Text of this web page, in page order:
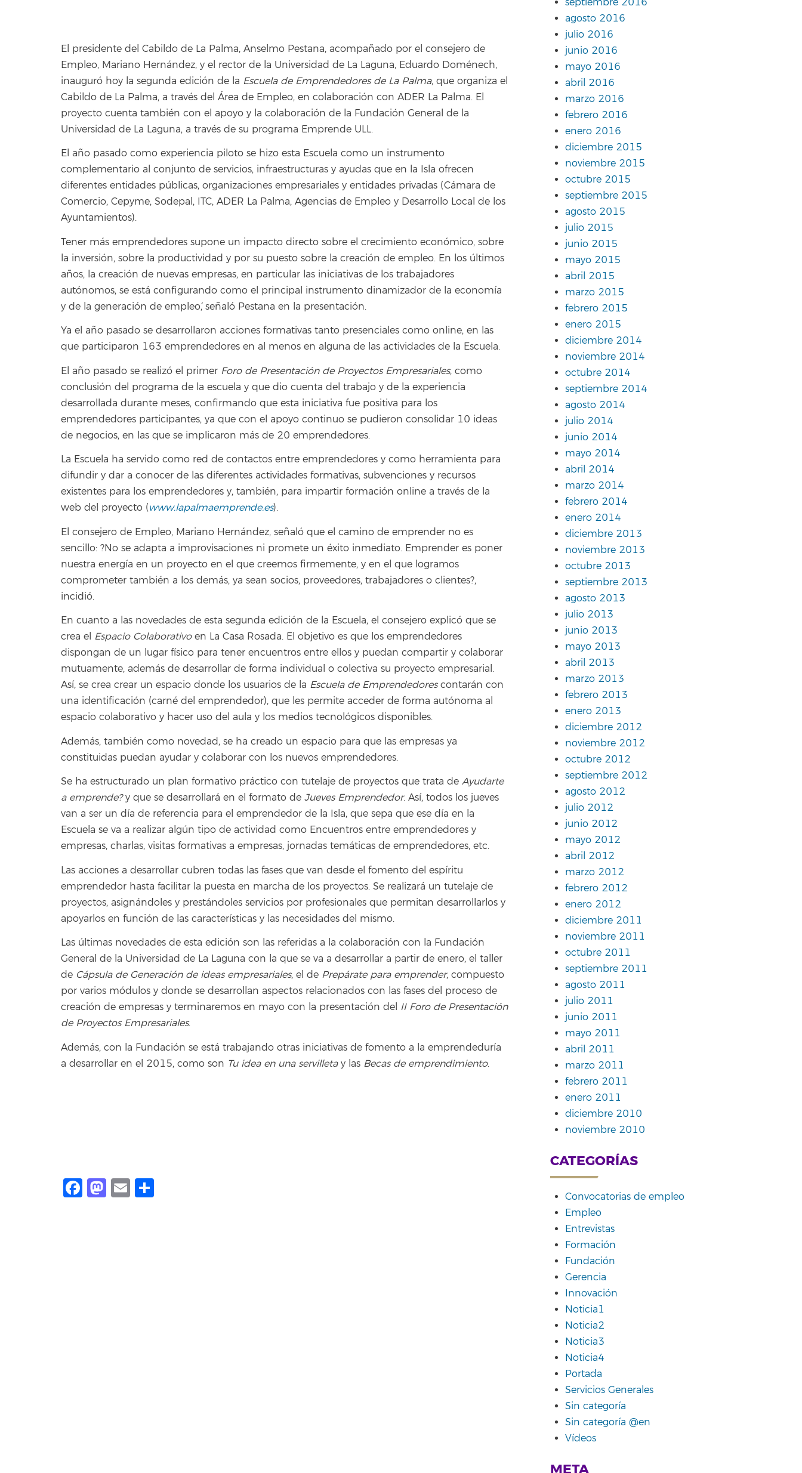
El presidente del Cabildo de La Palma, Anselmo Pestana, acompañado por el consejero de
Empleo, Mariano Hernández, y el rector de la Universidad de La Laguna, Eduardo Doménech,
inauguró hoy la segunda edición de la Escuela de Emprendedores de La Palma, que organiza el
Cabildo de La Palma, a través del Área de Empleo, en colaboración con ADER La Palma. El
proyecto cuenta también con el apoyo y la colaboración de la Fundación General de la
Universidad de La Laguna, a través de su programa Emprende ULL.
El año pasado como experiencia piloto se hizo esta Escuela como un instrumento
complementario al conjunto de servicios, infraestructuras y ayudas que en la Isla ofrecen
diferentes entidades públicas, organizaciones empresariales y entidades privadas (Cámara de
Comercio, Cepyme, Sodepal, ITC, ADER La Palma, Agencias de Empleo y Desarrollo Local de los
Ayuntamientos).
`Tener más emprendedores supone un impacto directo sobre el crecimiento económico, sobre
la inversión, sobre la productividad y por su puesto sobre la creación de empleo. En los últimos
años, la creación de nuevas empresas, en particular las iniciativas de los trabajadores
autónomos, se está configurando como el principal instrumento dinamizador de la economía
y de la generación de empleo´, señaló Pestana en la presentación.
Ya el año pasado se desarrollaron acciones formativas tanto presenciales como online, en las
que participaron 163 emprendedores en al menos en alguna de las actividades de la Escuela.
El año pasado se realizó el primer Foro de Presentación de Proyectos Empresariales, como
conclusión del programa de la escuela y que dio cuenta del trabajo y de la experiencia
desarrollada durante meses, confirmando que esta iniciativa fue positiva para los
emprendedores participantes, ya que con el apoyo continuo se pudieron consolidar 10 ideas
de negocios, en las que se implicaron más de 20 emprendedores.
La Escuela ha servido como red de contactos entre emprendedores y como herramienta para
difundir y dar a conocer de las diferentes actividades formativas, subvenciones y recursos
existentes para los emprendedores y, también, para impartir formación online a través de la
web del proyecto (www.lapalmaemprende.es).
El consejero de Empleo, Mariano Hernández, señaló que el camino de emprender no es
sencillo: ?No se adapta a improvisaciones ni promete un éxito inmediato. Emprender es poner
nuestra energía en un proyecto en el que creemos firmemente, y en el que logra­mos
comprometer también a los demás, ya sean socios, proveedores, trabajadores o clientes?,
incidió.
En cuanto a las novedades de esta segunda edición de la Escuela, el consejero explicó que se
crea el Espacio Colaborativoen La Casa Rosada. El objetivo es que los emprendedores
dispongan de un lugar físico para tener encuentros entre ellos y puedan compartir y colaborar
mutuamente, además de desarrollar de forma individual o colectiva su proyecto empresarial.
Así, se crea crear un espacio donde los usuarios de la Escuela de Emprendedorescontarán con
una identificación (carné del emprendedor), que les permite acceder de forma autónoma al
espacio colaborativo y hacer uso del aula y los medios tecnológicos disponibles.
Además, también como novedad, se ha creado un espacio para que las empresas ya
constituidas puedan ayudar y colaborar con los nuevos emprendedores.
Se ha estructurado un plan formativo práctico con tutelaje de proyectos que trata de Ayudarte
a emprende?y que se desarrollará en el formato de Jueves Emprendedor. Así, todos los jueves
van a ser un día de referencia para el emprendedor de la Isla, que sepa que ese día en la
Escuela se va a realizar algún tipo de actividad como Encuentros entre emprendedores y
empresas, charlas, visitas formativas a empresas, jornadas temáticas de emprendedores, etc.
Las acciones a desarrollar cubren todas las fases que van desde el fomento del espíritu
emprendedor hasta facilitar la puesta en marcha de los proyectos. Se realizará un tutelaje de
proyectos, asignándoles y prestándoles servicios por profesionales que permitan desarrollarlos y
apoyarlos en función de las características y las necesidades del mismo.
Las últimas novedades de esta edición son las referidas a la colaboración con la Fundación
General de la Universidad de La Laguna con la que se va a desarrollar a partir de enero, el taller
de Cápsula de Generación de ideas empresariales, el de Prepárate para emprender, compuesto
por varios módulos y donde se desarrollan aspectos relacionados con las fases del proceso de
creación de empresas y terminaremos en mayo con la presentación del II Foro de Presentación
de Proyectos Empresariales.
Además, con la Fundación se está trabajando otras iniciativas de fomento a la emprendeduría
a desarrollar en el 2015, como son Tu idea en una servilletay las Becas de emprendimiento.
Facebook
Mastodon
Email
septiembre 2016
agosto 2016
julio 2016
junio 2016
mayo 2016
abril 2016
marzo 2016
febrero 2016
enero 2016
diciembre 2015
noviembre 2015
octubre 2015
septiembre 2015
agosto 2015
julio 2015
junio 2015
mayo 2015
abril 2015
marzo 2015
febrero 2015
enero 2015
diciembre 2014
noviembre 2014
octubre 2014
septiembre 2014
agosto 2014
julio 2014
junio 2014
mayo 2014
abril 2014
marzo 2014
febrero 2014
enero 2014
diciembre 2013
noviembre 2013
octubre 2013
septiembre 2013
agosto 2013
julio 2013
junio 2013
mayo 2013
abril 2013
marzo 2013
febrero 2013
enero 2013
diciembre 2012
noviembre 2012
octubre 2012
septiembre 2012
agosto 2012
julio 2012
junio 2012
mayo 2012
abril 2012
marzo 2012
febrero 2012
enero 2012
diciembre 2011
noviembre 2011
octubre 2011
septiembre 2011
agosto 2011
julio 2011
junio 2011
mayo 2011
abril 2011
marzo 2011
febrero 2011
enero 2011
diciembre 2010
noviembre 2010
CATEGORÍAS
Convocatorias de empleo
Empleo
Entrevistas
Formación
Fundación
Gerencia
Innovación
Noticia1
Noticia2
Noticia3
Noticia4
Portada
Servicios Generales
Sin categoría
Sin categoría @en
Vídeos
META